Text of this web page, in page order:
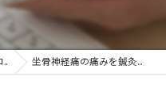
坐骨神経痛の痛みを鍼灸で改善！驚きの効果と治療法を紹介